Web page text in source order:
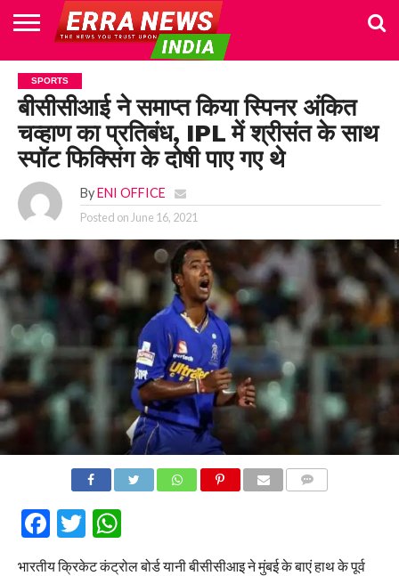
HOME
POLITICS
NEWS
BUSINESS
CULTURE
NATIONAL
SPORTS
LIFESTYLE
TRAVEL
OPINION
BREAKING
NEWS
ENTERTAINMENT
WORLD
CRIME
JOIN
US
SPORTS
बीसीसीआई ने समाप्त किया स्पिनर अंकित
चव्हाण का प्रतिबंध, IPL में श्रीसंत के साथ
स्पॉट फिक्सिंग के दोषी पाए गए थे
By ENI OFFICE
Posted on June 16, 2021
Facebook
Twitter
WhatsApp
भारतीय क्रिकेट कंट्रोल बोर्ड यानी बीसीसीआइ ने मुंबई के बाएं हाथ के पूर्व